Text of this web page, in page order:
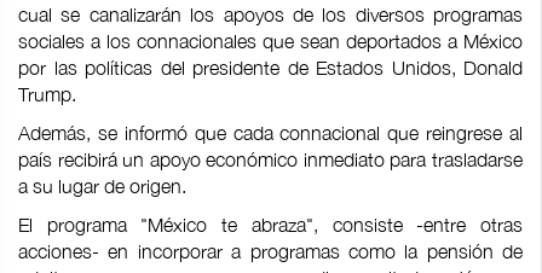
cual se canalizarán los apoyos de los diversos programas
sociales a los connacionales que sean deportados a México
por las políticas del presidente de Estados Unidos, Donald
Trump.
Además, se informó que cada connacional que reingrese al
país recibirá un apoyo económico inmediato para trasladarse
a su lugar de origen.
El programa "México te abraza", consiste -entre otras
acciones- en incorporar a programas como la pensión de